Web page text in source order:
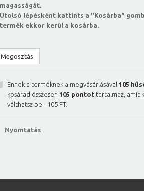
magasságát.
Utolsó lépésként kattints a "Kosárba"
termék ekkor kerül a kosárba.
Megosztás
Ennek a terméknek a megvásárlásával 105
kosárad összesen 105 pontot tartalmaz, amit
válthatsz be - 105 FT.
Nyomtatás